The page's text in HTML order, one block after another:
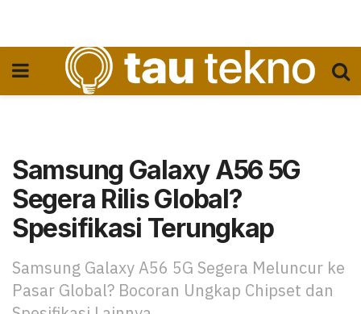
Samsung Galaxy A56 5G
Segera Rilis Global?
Spesifikasi Terungkap
Samsung Galaxy A56 5G Segera Meluncur ke
Pasar Global? Bocoran Ungkap Chipset dan